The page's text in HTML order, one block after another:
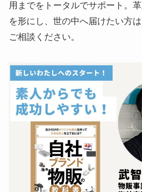
用までをトータルでサポート。
を形にし、世の中へ届けたい方
ご相談ください。